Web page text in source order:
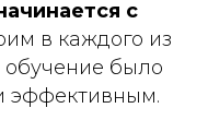
с
в каждого из
обучение было
эффективным.